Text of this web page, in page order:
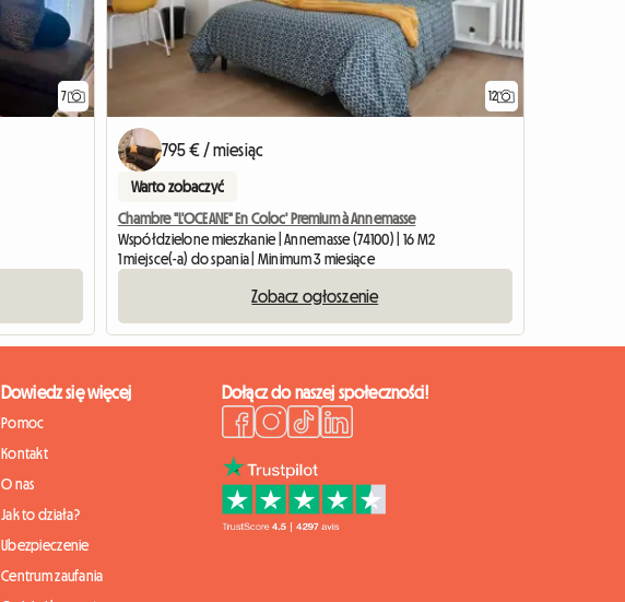
7 12
795 € / miesiąc
Warto zobaczyć
Chambre "L'OCEANE" En Coloc' Premium à Annemasse
Współdzielone mieszkanie | Annemasse (74100) | 16 M2
1 miejsce(-a) do spania | Minimum 3 miesiące
Zobacz ogłoszenie
Dowiedz się więcej
Pomoc
Kontakt
O nas
Jak to działa?
Ubezpieczenie
Centrum zaufania
Dołącz do naszej społeczności!